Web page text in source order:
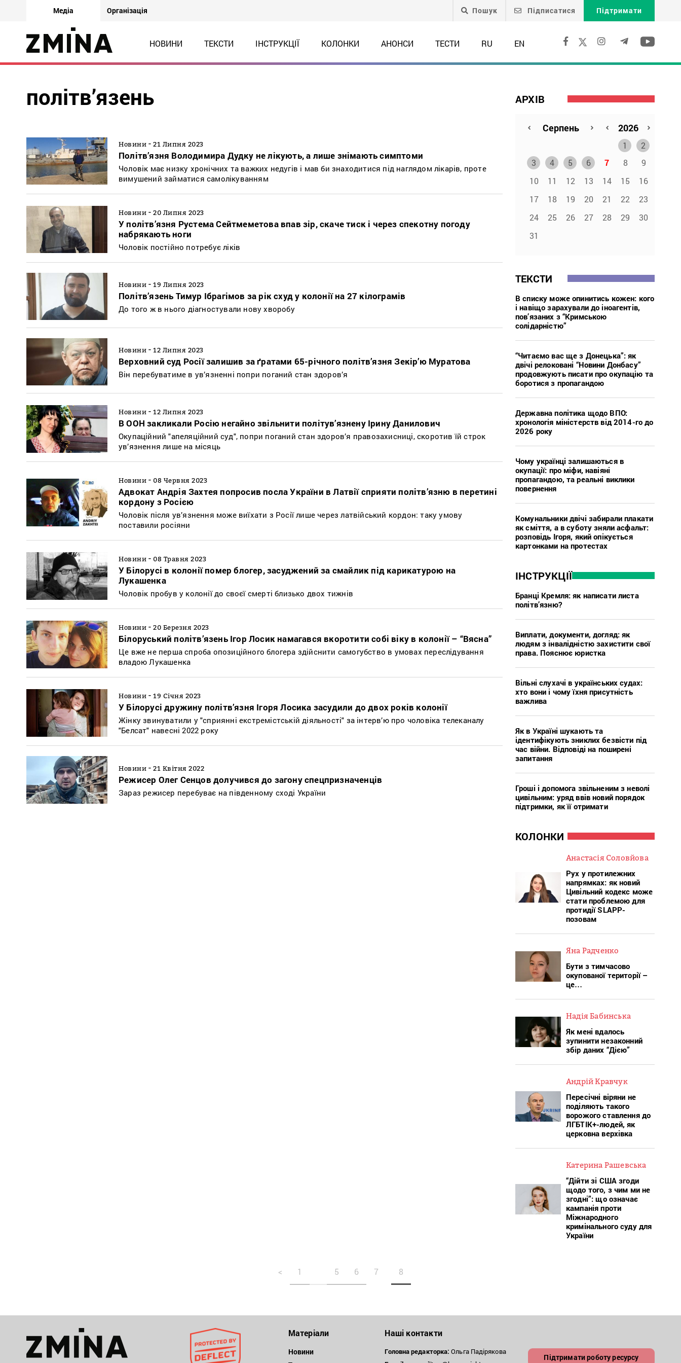
Медіа Організація Пошук Підписатися Підтримати
НОВИНИ ТЕКСТИ ІНСТРУКЦІЇ КОЛОНКИ АНОНСИ ТЕСТИ RU EN
політв’язень
Новини - 21 Липня 2023
Політв’язня Володимира Дудку не лікують, а лише знімають симптоми
Чоловік має низку хронічних та важких недугів і мав би знаходитися під наглядом лікарів, проте
вимушений займатися самолікуванням
Новини - 20 Липня 2023
У політв’язня Рустема Сейтмеметова впав зір, скаче тиск і через спекотну погоду
набрякають ноги
Чоловік постійно потребує ліків
Новини - 19 Липня 2023
Політв’язень Тимур Ібрагімов за рік схуд у колонії на 27 кілограмів
До того ж в нього діагностували нову хворобу
Новини - 12 Липня 2023
Верховний суд Росії залишив за ґратами 65-річного політв’язня Зекір’ю Муратова
Він перебуватиме в ув’язненні попри поганий стан здоров’я
Новини - 12 Липня 2023
В ООН закликали Росію негайно звільнити політув’язнену Ірину Данилович
Окупаційний "апеляційний суд", попри поганий стан здоров’я правозахисниці, скоротив їй строк
ув’язнення лише на місяць
Новини - 08 Червня 2023
Адвокат Андрія Захтея попросив посла України в Латвії сприяти політв’язню в перетині
кордону з Росією
Чоловік після ув’язнення може виїхати з Росії лише через латвійський кордон: таку умову
поставили росіяни
Новини - 08 Травня 2023
У Білорусі в колонії помер блогер, засуджений за смайлик під карикатурою на
Лукашенка
Чоловік пробув у колонії до своєї смерті близько двох тижнів
Новини - 20 Березня 2023
Білоруський політв’язень Ігор Лосик намагався вкоротити собі віку в колонії – “Вясна”
Це вже не перша спроба опозиційного блогера здійснити самогубство в умовах переслідування
владою Лукашенка
Новини - 19 Січня 2023
У Білорусі дружину політв’язня Ігоря Лосика засудили до двох років колонії
Жінку звинуватили у "сприянні екстремістській діяльності" за інтерв’ю про чоловіка телеканалу
"Белсат" навесні 2022 року
Новини - 21 Квітня 2022
Режисер Олег Сенцов долучився до загону спецпризначенців
Зараз режисер перебуває на південному сході України
АРХІВ
1
2
3
4 5 6 7 8
9
10
11 12 13 14 15
16
17
18 19 20 21 22
23
24
25 26 27 28 29
30
31
ТЕКСТИ
В списку може опинитись кожен: кого
і навіщо зарахували до іноагентів,
пов’язаних з “Кримською
солідарністю”
“Читаємо вас ще з Донецька”: як
двічі релоковані “Новини Донбасу”
продовжують писати про окупацію та
боротися з пропагандою
Державна політика щодо ВПО:
хронологія міністерств від 2014-го до
2026 року
Чому українці залишаються в
окупації: про міфи, навіяні
пропагандою, та реальні виклики
повернення
Комунальники двічі забирали плакати
як сміття, а в суботу зняли асфальт:
розповідь Ігоря, який опікується
картонками на протестах
ІНСТРУКЦІЇ
Бранці Кремля: як написати листа
політв’язню?
Виплати, документи, догляд: як
людям з інвалідністю захистити свої
права. Пояснює юристка
Вільні слухачі в українських судах:
хто вони і чому їхня присутність
важлива
Як в Україні шукають та
ідентифікують зниклих безвісти під
час війни. Відповіді на поширені
запитання
Гроші і допомога звільненим з неволі
цивільним: уряд ввів новий порядок
підтримки, як її отримати
КОЛОНКИ
Анастасія Соловйова
Рух у протилежних
напрямках: як новий
Цивільний кодекс може
стати проблемою для
протидії SLAPP-
позовам
Яна Радченко
Бути з тимчасово
окупованої території –
це…
Надія Бабинська
Як мені вдалось
зупинити незаконний
збір даних “Дією”
Андрій Кравчук
Пересічні віряни не
поділяють такого
ворожого ставлення до
ЛГБТІК+-людей, як
церковна верхівка
Катерина Рашевська
“Дійти зі США згоди
щодо того, з чим ми не
згодні”: що означає
кампанія проти
Міжнародного
кримінального суду для
України
< 1 5 6 7 8
Матеріали
Новини
Наші контакти
Головна редакторка: Ольга Падірякова
Підтримати роботу ресурсу